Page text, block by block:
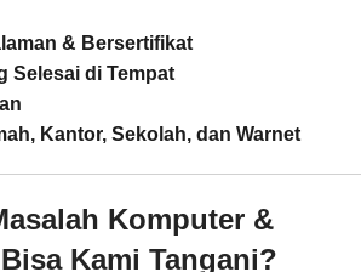
& Bersertifikat
Selesai di Tempat
Kantor, Sekolah, dan Warnet
Komputer &
Kami Tangani?